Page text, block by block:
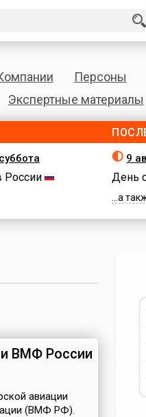
Персоны
Экспертные материалы
России
9
День
...а
ВМФ России
авиации
(ВМФ РФ).